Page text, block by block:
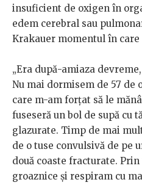
insuficient de oxigen în
edem cerebral sau
Krakauer momentul în care
„Era după-amiaza
Nu mai dormisem de 57 de
care m-am forţat să le
fuseseră un bol de supă cu
glazurate. Timp de mai
de o tuse convulsivă de pe
două coaste fracturate.
groaznice şi respiram cu